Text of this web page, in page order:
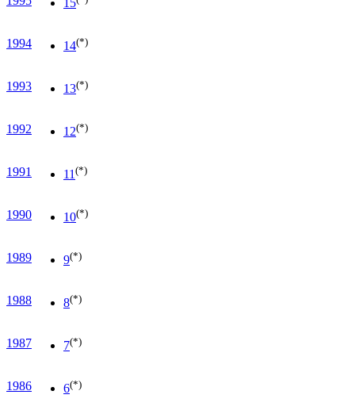
1994 14(*)
1993 13(*)
1992 12(*)
1991 11 (*)
1990 10(*)
1989 9(*)
1988 8(*)
1987 7(*)
1986 6(*)